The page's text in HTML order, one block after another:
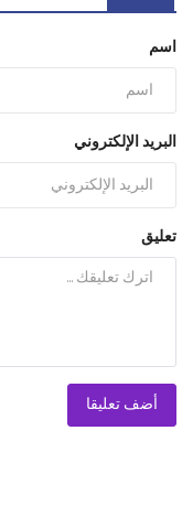
اسم
البريد الإلكتروني
تعليق
أضف تعليقا